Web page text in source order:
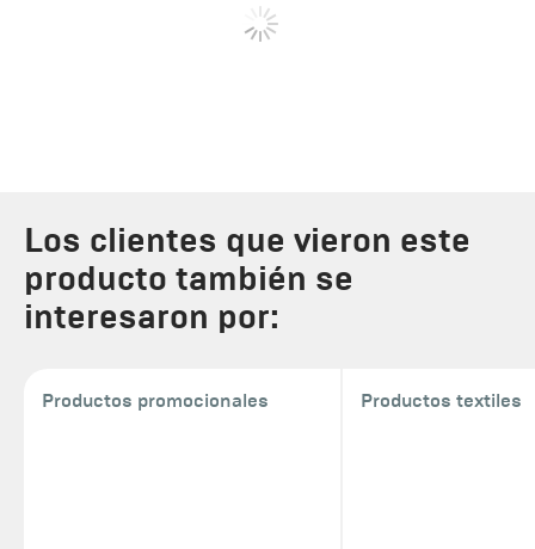
Los clientes que vieron este
producto también se
interesaron por:
Productos promocionales Productos textiles